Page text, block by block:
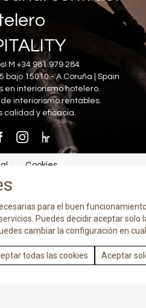
M +34 981 979 284
15010 - A Coruña | Spain
en interiorismo hotelero.
interiorismo rentables.
calidad y eficacia.
Cookies
para el buen
Puedes decidir aceptar
cambiar la configuración en
todas las cookies Aceptar